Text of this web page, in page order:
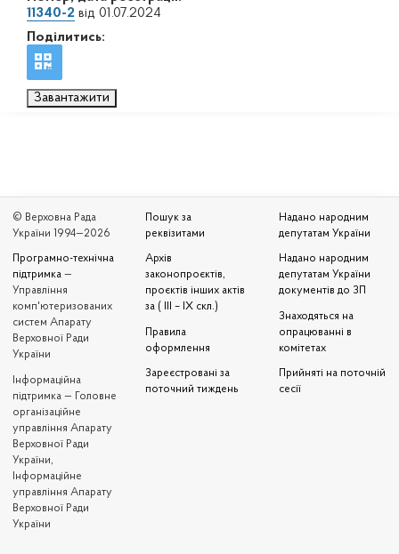
11340-2 від 01.07.2024
Поділитись:
Завантажити
© Верховна Рада
України 1994—2026
Програмно-технічна
підтримка —
Управління
комп'ютеризованих
систем Апарату
Верховної Ради
України
Iнформаційна
підтримка — Головне
організаційне
управління Апарату
Верховної Ради
України,
Інформаційне
управління Апарату
Верховної Ради
України
Пошук за
реквізитами
Архів
законопроєктів,
проєктів інших актів
за ( III – IX скл.)
Правила
оформлення
Зареєстровані за
поточний тиждень
Надано народним
депутатам України
Надано народним
депутатам України
документів до ЗП
Знаходяться на
опрацюванні в
комітетах
Прийняті на поточній
сесії